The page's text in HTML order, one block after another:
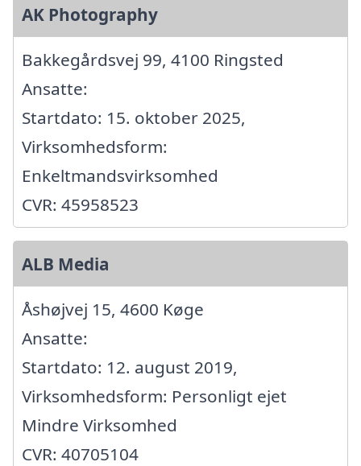
AK Photography
Bakkegårdsvej 99, 4100 Ringsted
Ansatte:
Startdato: 15. oktober 2025,
Virksomhedsform:
Enkeltmandsvirksomhed
CVR: 45958523
ALB Media
Åshøjvej 15, 4600 Køge
Ansatte:
Startdato: 12. august 2019,
Virksomhedsform: Personligt ejet
Mindre Virksomhed
CVR: 40705104